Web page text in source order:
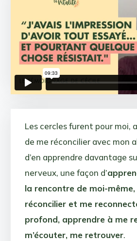
Les cercles furent pour moi,
de me réconcilier avec mon
d’en apprendre davantage
nerveux, une façon d’
la rencontre de moi-même,
réconcilier et me
profond, apprendre à me
m’écouter, me retrouver.